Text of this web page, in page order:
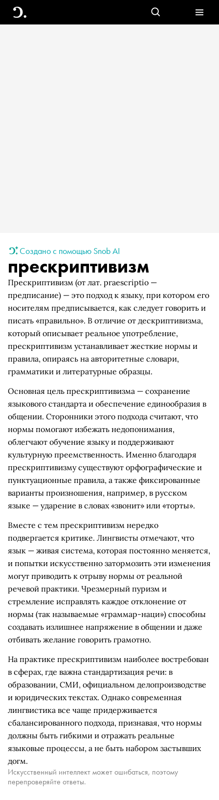
Создано с помощью Snob AI
прескриптивизм
Прескриптивизм (от лат. praescriptio —
предписание) — это подход к языку, при котором его
носителям предписывается, как следует говорить и
писать «правильно». В отличие от дескриптивизма,
который описывает реальное употребление,
прескриптивизм устанавливает жесткие нормы и
правила, опираясь на авторитетные словари,
грамматики и литературные образцы.
Основная цель прескриптивизма — сохранение
языкового стандарта и обеспечение единообразия в
общении. Сторонники этого подхода считают, что
нормы помогают избежать недопонимания,
облегчают обучение языку и поддерживают
культурную преемственность. Именно благодаря
прескриптивизму существуют орфографические и
пунктуационные правила, а также фиксированные
варианты произношения, например, в русском
языке — ударение в словах «звонит» или «торты».
Вместе с тем прескриптивизм нередко
подвергается критике. Лингвисты отмечают, что
язык — живая система, которая постоянно меняется,
и попытки искусственно затормозить эти изменения
могут приводить к отрыву нормы от реальной
речевой практики. Чрезмерный пуризм и
стремление исправлять каждое отклонение от
нормы (так называемые «граммар-наци») способны
создавать излишнее напряжение в общении и даже
отбивать желание говорить грамотно.
На практике прескриптивизм наиболее востребован
в сферах, где важна стандартизация речи: в
образовании, СМИ, официальном делопроизводстве
и юридических текстах. Однако современная
лингвистика все чаще придерживается
сбалансированного подхода, признавая, что нормы
должны быть гибкими и отражать реальные
языковые процессы, а не быть набором застывших
догм.
Искусственный интеллект может ошибаться, поэтому
перепроверяйте ответы.